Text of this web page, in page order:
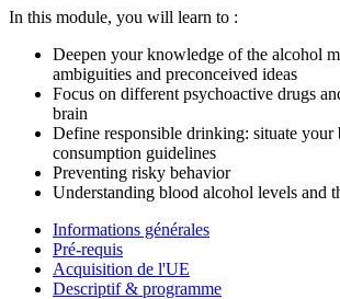
In this module, you will learn to :
Deepen your knowledge of the alcohol
ambiguities and preconceived ideas
Focus on different psychoactive drugs
brain
Define responsible drinking: situate your
consumption guidelines
Preventing risky behavior
Understanding blood alcohol levels and
Informations générales
Pré-requis
Acquisition de l'UE
Descriptif & programme